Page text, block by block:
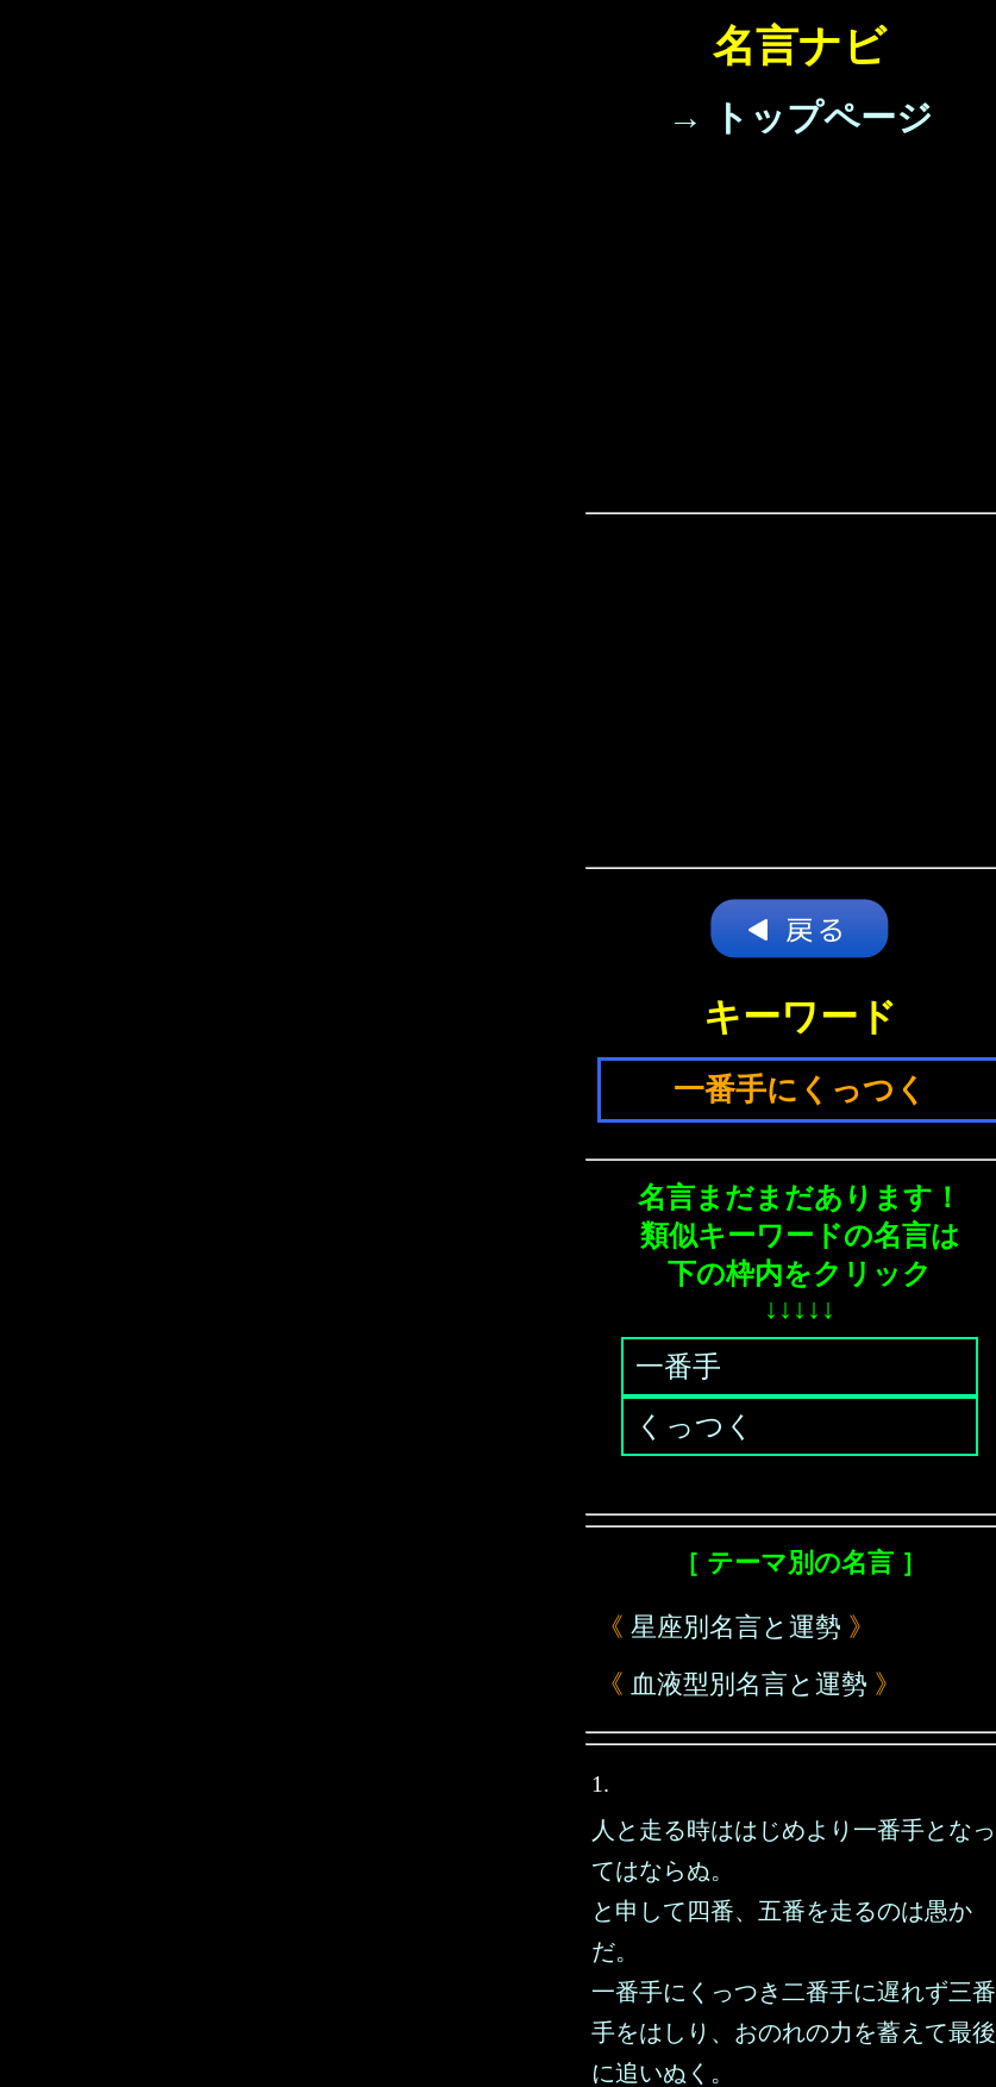
名言ナビ
→ トップページ
キーワード
一番手にくっつく
名言まだまだあります！
類似キーワードの名言は
下の枠内をクリック
↓↓↓↓↓
一番手
くっつく
［ テーマ別の名言 ］
《 星座別名言と運勢 》
《 血液型別名言と運勢 》
1.
人と走る時ははじめより一番手となっ
てはならぬ。
と申して四番、五番を走るのは愚か
だ。
一番手にくっつき二番手に遅れず三番
手をはしり、おのれの力を蓄えて最後
に追いぬく。